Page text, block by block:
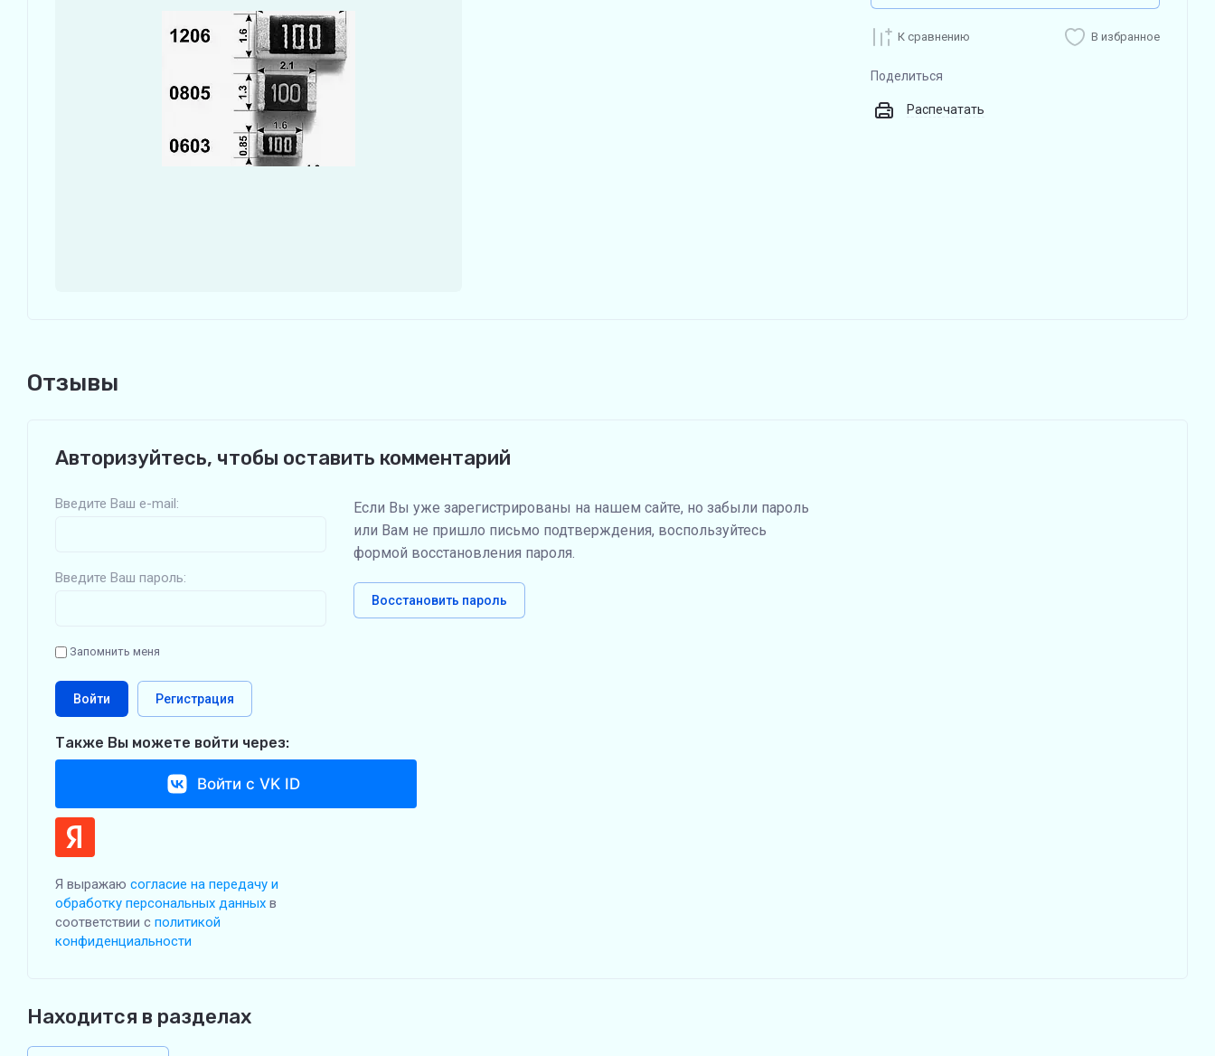
К сравнению В избранное
Поделиться
Распечатать
Отзывы
Авторизуйтесь, чтобы оставить комментарий
Введите Ваш e-mail:
Введите Ваш пароль:
Запомнить меня
Войти Регистрация
Если Вы уже зарегистрированы на нашем сайте, но забыли пароль
или Вам не пришло письмо подтверждения, воспользуйтесь
формой восстановления пароля.
Восстановить пароль
Также Вы можете войти через:
Войти с VK ID
Я выражаю согласие на передачу и
обработку персональных данных в
соответствии с политикой
конфиденциальности
Находится в разделах